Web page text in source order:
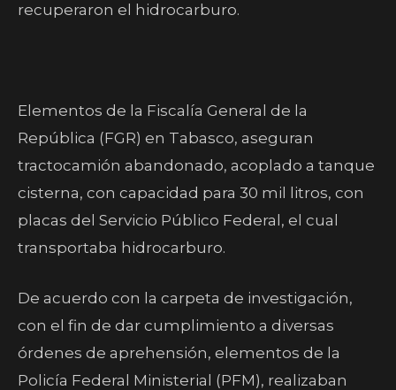
recuperaron el hidrocarburo.
Elementos de la Fiscalía General de la
República (FGR) en Tabasco, aseguran
tractocamión abandonado, acoplado a tanque
cisterna, con capacidad para 30 mil litros, con
placas del Servicio Público Federal, el cual
transportaba hidrocarburo.
De acuerdo con la carpeta de investigación,
con el fin de dar cumplimiento a diversas
órdenes de aprehensión, elementos de la
Policía Federal Ministerial (PFM), realizaban